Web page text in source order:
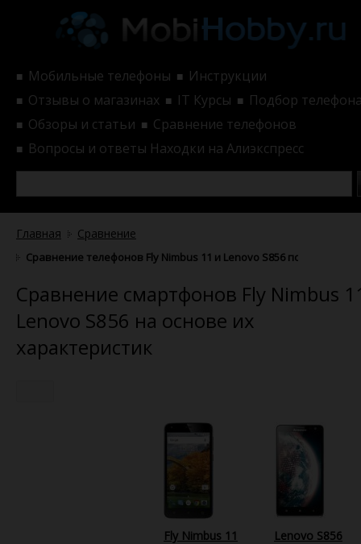
■ Мобильные телефоны ■ Инструкции
■ Отзывы о магазинах ■ IT Курсы ■ Подбор
■ Обзоры и статьи ■ Сравнение телефонов
■ Вопросы и ответы Находки на Алиэкспресс
Главная Сравнение
Сравнение телефонов Fly Nimbus 11 и Lenovo S856 по
Сравнение смартфонов Fly Nimbus
Lenovo S856 на основе их
характеристик
Fly Nimbus 11
Lenovo S856